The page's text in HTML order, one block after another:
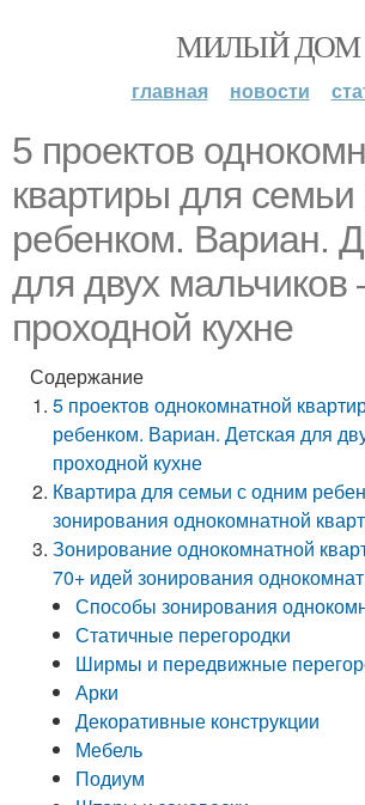
МИЛЫЙ ДОМ
главная новости
5 проектов
квартиры для семьи
ребенком. Вариан.
для двух
проходной кухне
Содержание
5 проектов однокомнатной
ребенком. Вариан. Детская для
проходной кухне
Квартира для семьи с одним
зонирования однокомнатной
Зонирование однокомнатной
70+ идей зонирования
Способы зонирования
Статичные перегородки
Ширмы и передвижные
Арки
Декоративные конструкции
Мебель
Подиум